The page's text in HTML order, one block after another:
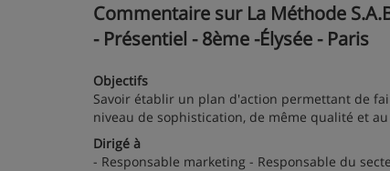
Commentaire sur La Méthode
- Présentiel - 8ème -Élysée - Paris
Objectifs
Savoir établir un plan d'action permettant de
niveau de sophistication, de même qualité et
Dirigé à
- Responsable marketing - Responsable du